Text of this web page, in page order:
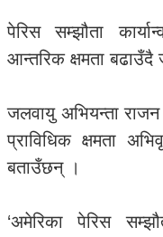
पेरिस सम्झौता
आन्तरिक क्षमता बढाउँदै
जलवायु अभियन्ता
प्राविधिक क्षमता
बताउँछन् ।
‘अमेरिका पेरिस